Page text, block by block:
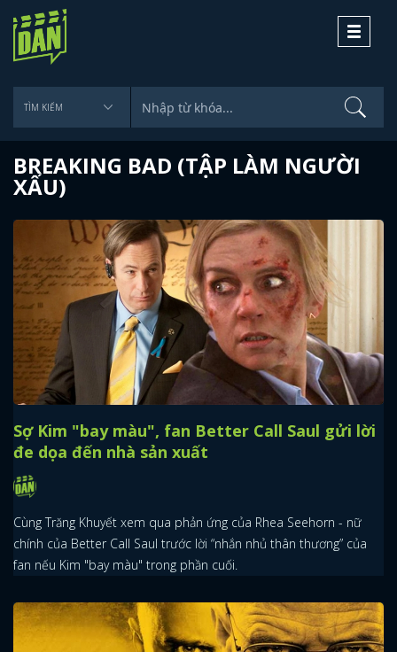
Toggle
BREAKING BAD (TẬP LÀM NGƯỜI
XẤU)
Sợ Kim "bay màu", fan Better Call Saul gửi lời
đe dọa đến nhà sản xuất
Cùng Trăng Khuyết xem qua phản ứng của Rhea Seehorn - nữ
chính của Better Call Saul trước lời “nhắn nhủ thân thương” của
fan nếu Kim "bay màu" trong phần cuối.